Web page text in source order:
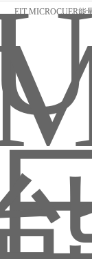
EIT MICROCUER能